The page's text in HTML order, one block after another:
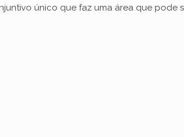
único que faz uma área que pode